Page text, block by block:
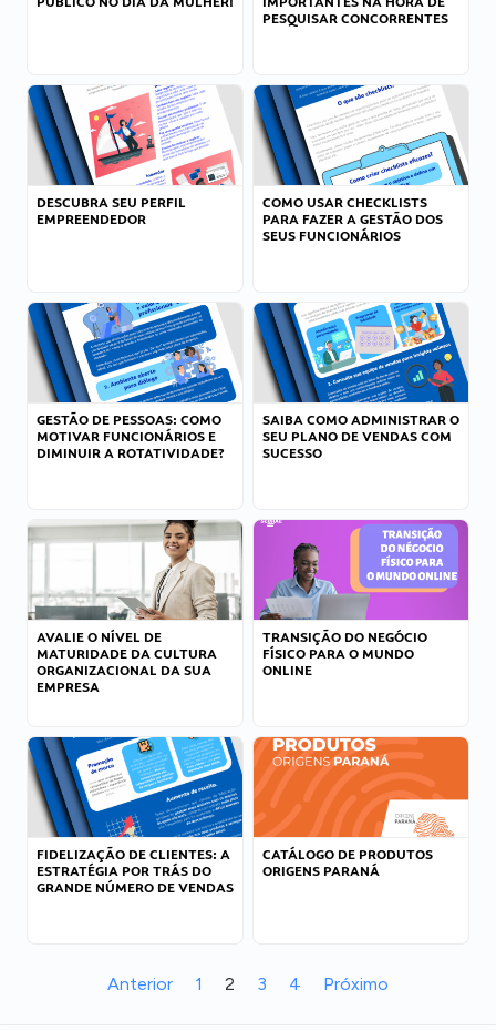
PESQUISAR CONCORRENTES
DESCUBRA SEU PERFIL
EMPREENDEDOR
COMO USAR CHECKLISTS
PARA FAZER A GESTÃO DOS
SEUS FUNCIONÁRIOS
GESTÃO DE PESSOAS: COMO
MOTIVAR FUNCIONÁRIOS E
DIMINUIR A ROTATIVIDADE?
SAIBA COMO ADMINISTRAR O
SEU PLANO DE VENDAS COM
SUCESSO
AVALIE O NÍVEL DE
MATURIDADE DA CULTURA
ORGANIZACIONAL DA SUA
EMPRESA
TRANSIÇÃO DO NEGÓCIO
FÍSICO PARA O MUNDO
ONLINE
FIDELIZAÇÃO DE CLIENTES: A
ESTRATÉGIA POR TRÁS DO
GRANDE NÚMERO DE VENDAS
CATÁLOGO DE PRODUTOS
ORIGENS PARANÁ
Anterior 1 2 3 4 Próximo